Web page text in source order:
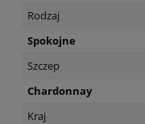
Rodzaj
Spokojne
Szczep
Chardonnay
Kraj